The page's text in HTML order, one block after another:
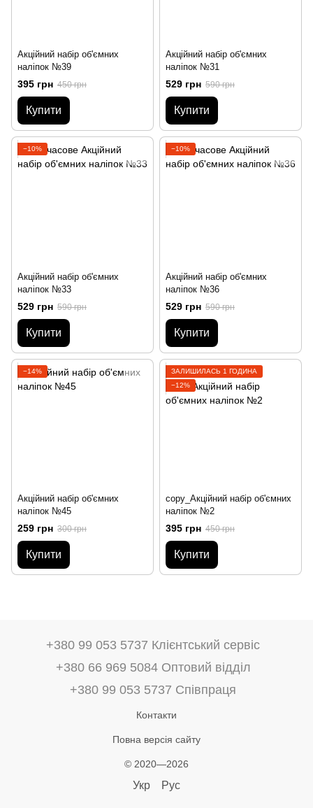
Акційний набір об'ємних
наліпок №39
395 грн 450 грн
Купити
Акційний набір об'ємних
наліпок №31
529 грн 590 грн
Купити
−10%
Акційний набір об'ємних
наліпок №33
529 грн 590 грн
Купити
−10%
Акційний набір об'ємних
наліпок №36
529 грн 590 грн
Купити
−14%
Акційний набір об'ємних
наліпок №45
259 грн 300 грн
Купити
ЗАЛИШИЛАСЬ 1 ГОДИНА
−12%
copy_Акційний набір об'ємних
наліпок №2
395 грн 450 грн
Купити
+380 99 053 5737 Клієнтський сервіс
+380 66 969 5084 Оптовий відділ
+380 99 053 5737 Співпраця
Контакти
Повна версія сайту
© 2020—2026
Укр Рус